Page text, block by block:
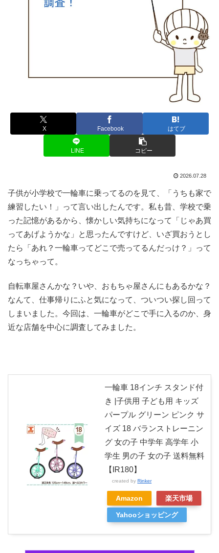
X Facebook はてブ
LINE コピー
2026.07.28
子供が小学校で一輪車に乗ってるのを見て、「うちも家で
練習したい！」って言い出したんです。私も昔、学校で乗
った記憶があるから、懐かしい気持ちになって「じゃあ買
ってあげようかな」と思ったんですけど、いざ買おうとし
たら「あれ？一輪車ってどこで売ってるんだっけ？」って
なっちゃって。
自転車屋さんかな？いや、おもちゃ屋さんにもあるかな？
なんて、仕事帰りにふと気になって、ついつい探し回って
しまいました。今回は、一輪車がどこで手に入るのか、身
近な店舗を中心に調査してみました。
一輪車 18インチ スタンド付
き |子供用 子ども用 キッズ
パープル グリーン ピンク サ
イズ 18 バランストレーニン
グ 女の子 中学年 高学年 小
学生 男の子 女の子 送料無料
【IR180】
created by Rinker
Amazon 楽天市場
Yahooショッピング